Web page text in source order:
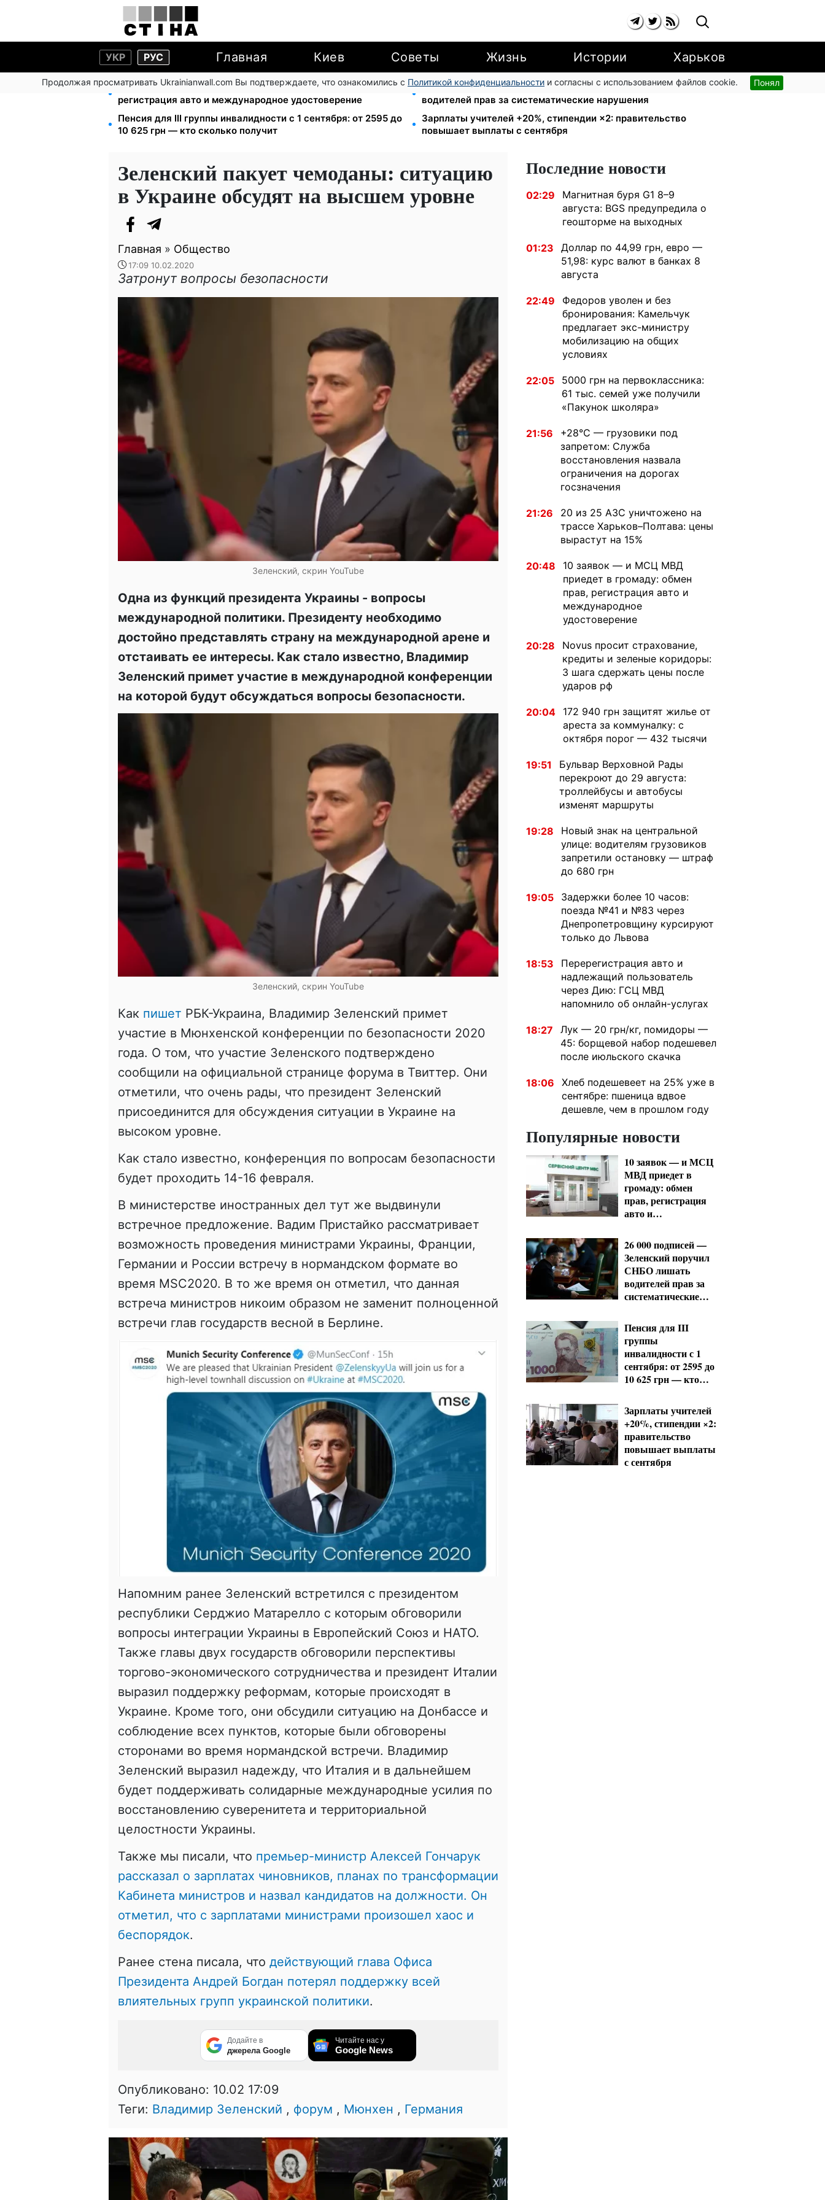
УКР РУС Главная Киев Советы Жизнь Истории Харьков
Продолжая просматривать Ukrainianwall.com Вы подтверждаете, что ознакомились с Политикой конфиденциальности и согласны с использованием файлов cookie. Понял
10 заявок — и МСЦ МВД приедет в громаду: обмен прав,
регистрация авто и международное удостоверение
26 000 подписей — Зеленский поручил СНБО лишать
водителей прав за систематические нарушения
Пенсия для III группы инвалидности с 1 сентября: от 2595 до
10 625 грн — кто сколько получит
Зарплаты учителей +20%, стипендии ×2: правительство
повышает выплаты с сентября
Зеленский пакует чемоданы: ситуацию
в Украине обсудят на высшем уровне
Главная » Общество
17:09 10.02.2020
Затронут вопросы безопасности
Зеленский, скрин YouTube
Одна из функций президента Украины - вопросы
международной политики. Президенту необходимо
достойно представлять страну на международной арене и
отстаивать ее интересы. Как стало известно, Владимир
Зеленский примет участие в международной конференции
на которой будут обсуждаться вопросы безопасности.
Зеленский, скрин YouTube
Как пишет РБК-Украина, Владимир Зеленский примет
участие в Мюнхенской конференции по безопасности 2020
года. О том, что участие Зеленского подтверждено
сообщили на официальной странице форума в Твиттер. Они
отметили, что очень рады, что президент Зеленский
присоединится для обсуждения ситуации в Украине на
высоком уровне.
Как стало известно, конференция по вопросам безопасности
будет проходить 14-16 февраля.
В министерстве иностранных дел тут же выдвинули
встречное предложение. Вадим Пристайко рассматривает
возможность проведения министрами Украины, Франции,
Германии и России встречу в нормандском формате во
время MSC2020. В то же время он отметил, что данная
встреча министров никоим образом не заменит полноценной
встречи глав государств весной в Берлине.
Напомним ранее Зеленский встретился с президентом
республики Серджио Матарелло с которым обговорили
вопросы интеграции Украины в Европейский Союз и НАТО.
Также главы двух государств обговорили перспективы
торгово-экономического сотрудничества и президент Италии
выразил поддержку реформам, которые происходят в
Украине. Кроме того, они обсудили ситуацию на Донбассе и
соблюдение всех пунктов, которые были обговорены
сторонами во время нормандской встречи. Владимир
Зеленский выразил надежду, что Италия и в дальнейшем
будет поддерживать солидарные международные усилия по
восстановлению суверенитета и территориальной
целостности Украины.
Также мы писали, что премьер-министр Алексей Гончарук
рассказал о зарплатах чиновников, планах по трансформации
Кабинета министров и назвал кандидатов на должности. Он
отметил, что с зарплатами министрами произошел хаос и
беспорядок.
Ранее стена писала, что действующий глава Офиса
Президента Андрей Богдан потерял поддержку всей
влиятельных групп украинской политики.
Додайте в
джерела Google
Читайте нас у
Google News
Опубликовано: 10.02 17:09
Теги: Владимир Зеленский , форум , Мюнхен , Германия
Последние новости
02:29
Магнитная буря G1 8–9
августа: BGS предупредила о
геошторме на выходных
01:23
Доллар по 44,99 грн, евро —
51,98: курс валют в банках 8
августа
22:49
Федоров уволен и без
бронирования: Камельчук
предлагает экс-министру
мобилизацию на общих
условиях
22:05
5000 грн на первоклассника:
61 тыс. семей уже получили
«Пакунок школяра»
21:56
+28°C — грузовики под
запретом: Служба
восстановления назвала
ограничения на дорогах
госзначения
21:26
20 из 25 АЗС уничтожено на
трассе Харьков–Полтава: цены
вырастут на 15%
20:48
10 заявок — и МСЦ МВД
приедет в громаду: обмен
прав, регистрация авто и
международное
удостоверение
20:28
Novus просит страхование,
кредиты и зеленые коридоры:
3 шага сдержать цены после
ударов рф
20:04
172 940 грн защитят жилье от
ареста за коммуналку: с
октября порог — 432 тысячи
19:51
Бульвар Верховной Рады
перекроют до 29 августа:
троллейбусы и автобусы
изменят маршруты
19:28
Новый знак на центральной
улице: водителям грузовиков
запретили остановку — штраф
до 680 грн
19:05
Задержки более 10 часов:
поезда №41 и №83 через
Днепропетровщину курсируют
только до Львова
18:53
Перерегистрация авто и
надлежащий пользователь
через Дию: ГСЦ МВД
напомнило об онлайн-услугах
18:27
Лук — 20 грн/кг, помидоры —
45: борщевой набор подешевел
после июльского скачка
18:06
Хлеб подешевеет на 25% уже в
сентябре: пшеница вдвое
дешевле, чем в прошлом году
Популярные новости
10 заявок — и МСЦ
МВД приедет в
громаду: обмен
прав, регистрация
авто и
удостоверение
26 000 подписей —
Зеленский поручил
СНБО лишать
водителей прав за
систематические
Пенсия для III
группы
инвалидности с 1
сентября: от 2595 до
10 625 грн — кто
Зарплаты учителей
+20%, стипендии ×2:
правительство
повышает выплаты
с сентября